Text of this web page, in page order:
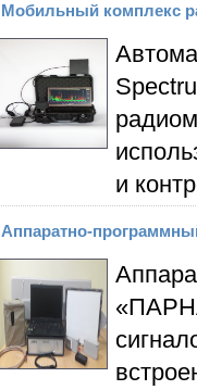
Мобильный комплекс
и
Аппаратно-